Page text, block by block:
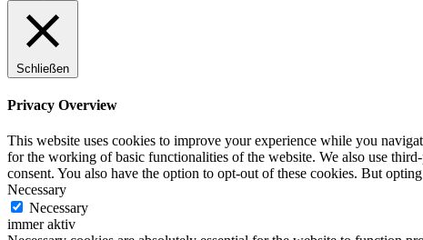
Schließen
Privacy Overview
This website uses cookies to improve your experience while you
for the working of basic functionalities of the website. We also use
consent. You also have the option to opt-out of these cookies. But
Necessary
Necessary
immer aktiv